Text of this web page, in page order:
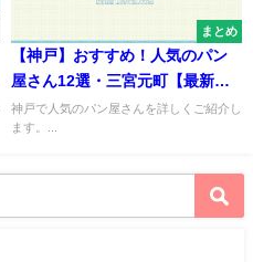
まとめ
【神戸】おすすめ！人気のパン
屋さん12選・三宮元町【最新
2021】
神戸で人気のパン屋さんを詳しくご紹介し
ます。...